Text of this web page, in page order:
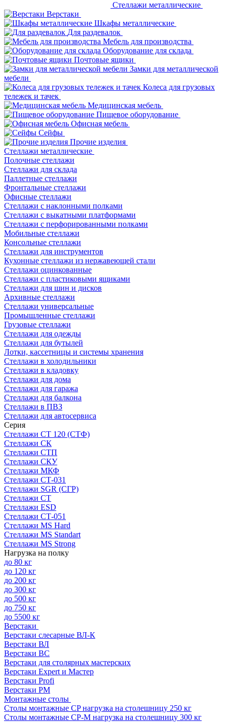
Стеллажи металлические
Верстаки
Шкафы металлические
Для раздевалок
Мебель для производства
Оборудование для склада
Почтовые ящики
Замки для металлической
мебели
Колеса для грузовых
тележек и тачек
Медицинская мебель
Пищевое оборудование
Офисная мебель
Сейфы
Прочие изделия
Стеллажи металлические
Полочные стеллажи
Стеллажи для склада
Паллетные стеллажи
Фронтальные стеллажи
Офисные стеллажи
Стеллажи с наклонными полками
Стеллажи с выкатными платформами
Стеллажи с перфорированными полками
Мобильные стеллажи
Консольные стеллажи
Стеллажи для инструментов
Кухонные стеллажи из нержавеющей стали
Стеллажи оцинкованные
Стеллажи с пластиковыми ящиками
Стеллажи для шин и дисков
Архивные стеллажи
Стеллажи универсальные
Промышленные стеллажи
Грузовые стеллажи
Стеллажи для одежды
Стеллажи для бутылей
Лотки, кассетницы и системы хранения
Стеллажи в холодильники
Стеллажи в кладовку
Стеллажи для дома
Стеллажи для гаража
Стеллажи для балкона
Стеллажи в ПВЗ
Стеллажи для автосервиса
Серия
Стеллажи СТ 120 (СТФ)
Стеллажи СК
Стеллажи СТП
Стеллажи СКУ
Стеллажи МКФ
Стеллажи СТ-031
Стеллажи SGR (СГР)
Стеллажи СТ
Стеллажи ESD
Стеллажи СТ-051
Стеллажи MS Hard
Стеллажи MS Standart
Стеллажи MS Strong
Нагрузка на полку
до 80 кг
до 120 кг
до 200 кг
до 300 кг
до 500 кг
до 750 кг
до 5500 кг
Верстаки
Верстаки слесарные ВЛ-К
Верстаки ВЛ
Верстаки ВС
Верстаки для столярных мастерских
Верстаки Expert и Мастер
Верстаки Profi
Верстаки РМ
Монтажные столы
Столы монтажные СP нагрузка на столешницу 250 кг
Столы монтажные СР-М нагрузка на столешницу 300 кг